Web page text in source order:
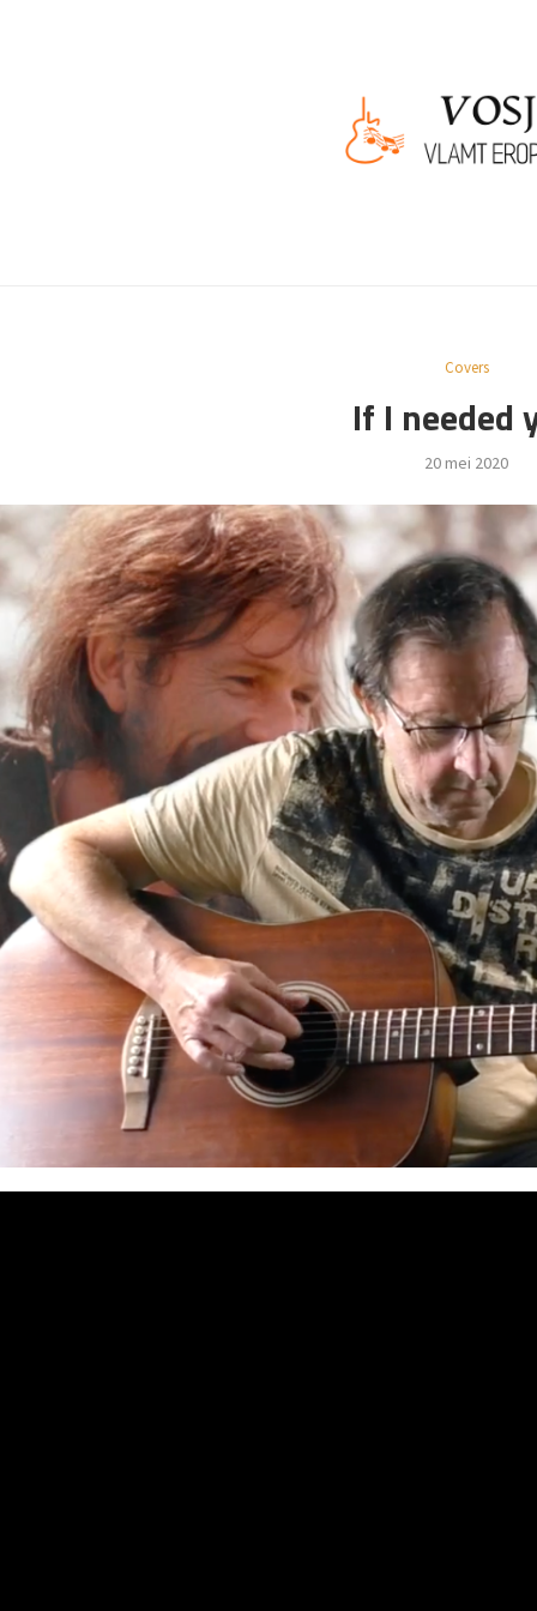
Covers
If I needed
20 mei 2020